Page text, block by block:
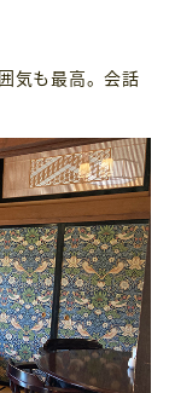
気も最高。会話